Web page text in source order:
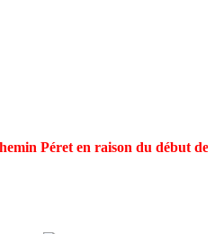
Péret en raison du début